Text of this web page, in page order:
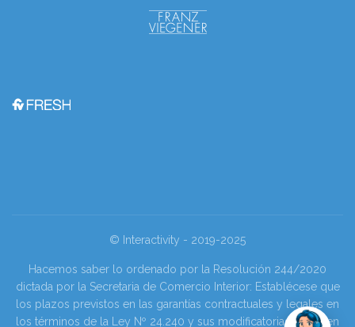
© Interactivity - 2019-2025
Hacemos saber lo ordenado por la Resolución 244/2020
dictada por la Secretaria de Comercio Interior: Establécese que
los plazos previstos en las garantías contractuales y legales en
los términos de la Ley Nº 24.240 y sus modificatorias se tienen